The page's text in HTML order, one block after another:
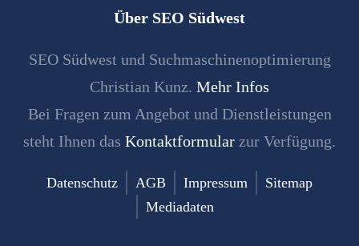
Über SEO Südwest
SEO Südwest und Suchmaschinenoptimierung
Christian Kunz. Mehr Infos
Bei Fragen zum Angebot und Dienstleistungen
steht Ihnen das Kontaktformular zur Verfügung.
Datenschutz AGB Impressum
Sitemap
Mediadaten